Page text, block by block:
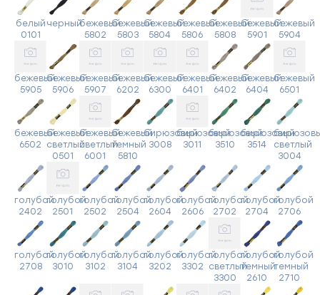
белый
0101
черныйбежевый
5802
бежевый
5803
бежевый
5804
бежевый
5806
бежевый
5808
бежевый
5901
бежевый
5904
бежевый
5905
бежевый
5906
бежевый
5907
бежевый
6202
бежевый
6300
бежевый
6401
бежевый
6402
бежевый
6404
бежевый
6501
бежевый
6502
бежевый
светлый
0501
бежевый
светлый
6001
бежевый
темный
5810
бирюзовый
3008
бирюзовый
3011
бирюзовый
3510
бирюзовый
3514
светлый
3004
голубой
2402
голубой
2501
голубой
2502
голубой
2504
голубой
2604
голубой
2606
голубой
2702
голубой
2704
голубой
2706
голубой
2708
голубой
3010
голубой
3102
голубой
3104
голубой
3202
голубой
3302
голубой
светлый
3300
голубой
темный
2610
голубой
темный
2710